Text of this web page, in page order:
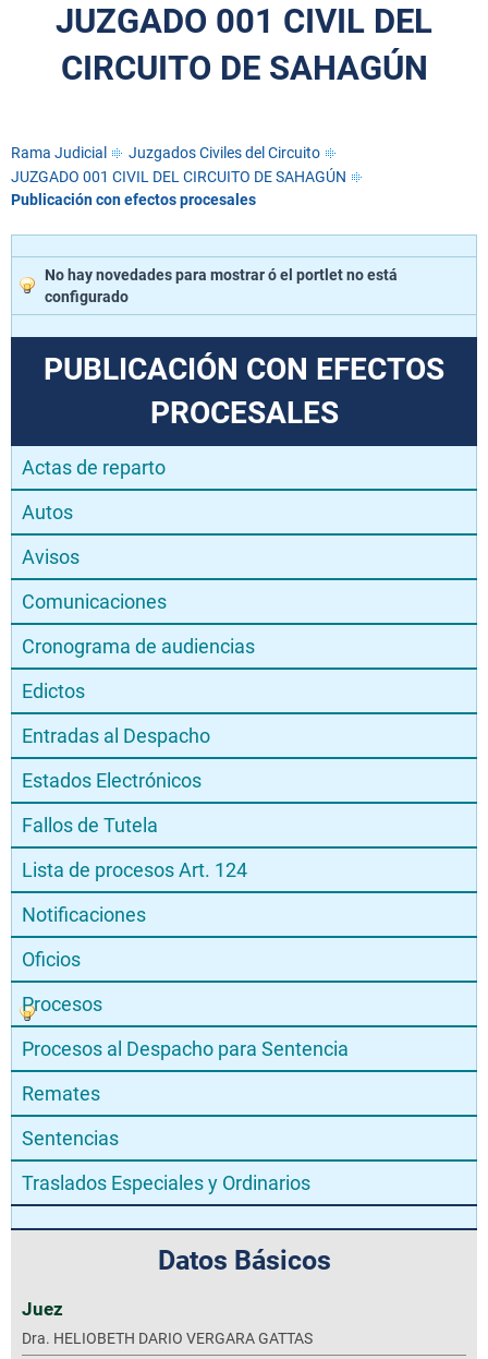
JUZGADO 001 CIVIL DEL
CIRCUITO DE SAHAGÚN
Rama Judicial
Juzgados Civiles del Circuito
JUZGADO 001 CIVIL DEL CIRCUITO DE SAHAGÚN
Publicación con efectos procesales
No hay novedades para mostrar ó el portlet no está
configurado
PUBLICACIÓN CON EFECTOS
PROCESALES
Actas de reparto
Autos
Avisos
Comunicaciones
Cronograma de audiencias
Edictos
Entradas al Despacho
Estados Electrónicos
Fallos de Tutela
Lista de procesos Art. 124
Notificaciones
Oficios
Procesos
Procesos al Despacho para Sentencia
Remates
Sentencias
Traslados Especiales y Ordinarios
Datos Básicos
Juez
Dra. HELIOBETH DARIO VERGARA GATTAS